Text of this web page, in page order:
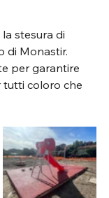
stesura di
di Monastir.
per garantire
tutti coloro che